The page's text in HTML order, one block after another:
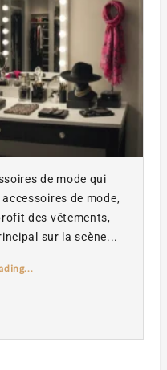
de mode qui
de mode,
des vêtements,
sur la scène...